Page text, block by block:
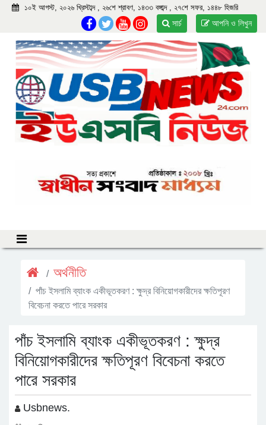
১০ই আগস্ট, ২০২৬ খ্রিস্টাব্দ , ২৬শে শ্রাবণ, ১৪৩৩ বঙ্গাব্দ , ২৭শে সফর, ১৪৪৮ হিজরি
আপনি ও লিখুন
সার্চ
অর্থনীতি
পাঁচ ইসলামি ব্যাংক একীভূতকরণ : ক্ষুদ্র বিনিয়োগকারীদের ক্ষতিপূরণ
বিবেচনা করতে পারে সরকার
পাঁচ ইসলামি ব্যাংক একীভূতকরণ : ক্ষুদ্র
বিনিয়োগকারীদের ক্ষতিপূরণ বিবেচনা করতে
পারে সরকার
Usbnews.